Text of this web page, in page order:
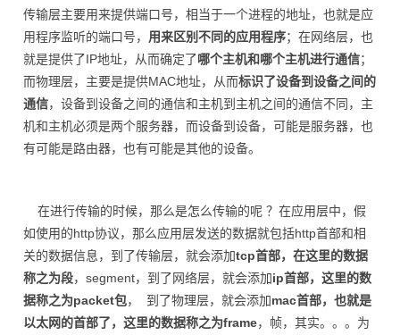
传输层主要用来提供端口号，相当于一个进程的地址，也就是应
用程序监听的端口号， 用来区别不同的应用程序；在网络层，也
就是提供了IP地址，从而确定了哪个主机和哪个主机进行通信；
而物理层，主要是提供MAC地址，从而标识了设备到设备之间的
通信，设备到设备之间的通信和主机到主机之间的通信不同，主
机和主机必须是两个服务器，而设备到设备，可能是服务器，也
有可能是路由器，也有可能是其他的设备。
在进行传输的时候，那么是怎么传输的呢 ？在应用层中，假
如使用的http协议，那么应用层发送的数据就包括http首部和相
关的数据信息，到了传输层，就会添加tcp首部，在这里的数据
称之为段，segment，到了网络层，就会添加ip首部，这里的数
据称之为packet包， 到了物理层，就会添加mac首部，也就是
以太网的首部了，这里的数据称之为frame，帧，其实。。。为